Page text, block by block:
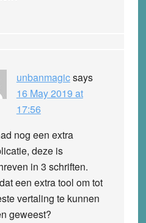
unbanmagicsays
16 May 2019 at
17:56
nog een extra
deze is
in 3 schriften.
een extra tool om tot
vertaling te kunnen
geweest?